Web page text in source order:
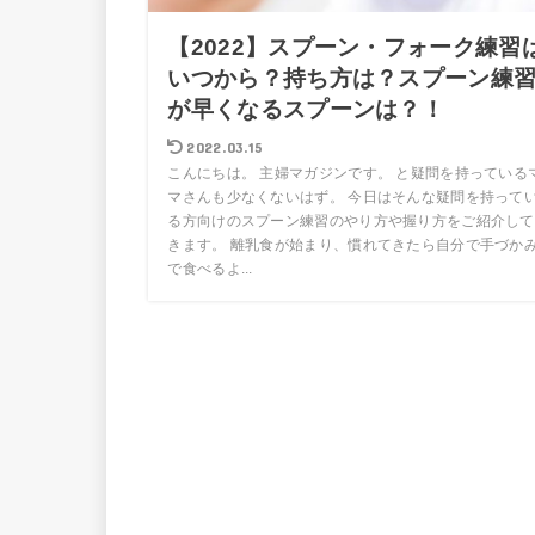
【2022】スプーン・フォーク練習
いつから？持ち方は？スプーン練習
が早くなるスプーンは？！
2022.03.15
こんにちは。 主婦マガジンです。 と疑問を持っている
マさんも少なくないはず。 今日はそんな疑問を持って
る方向けのスプーン練習のやり方や握り方をご紹介し
きます。 離乳食が始まり、慣れてきたら自分で手づか
で食べるよ...